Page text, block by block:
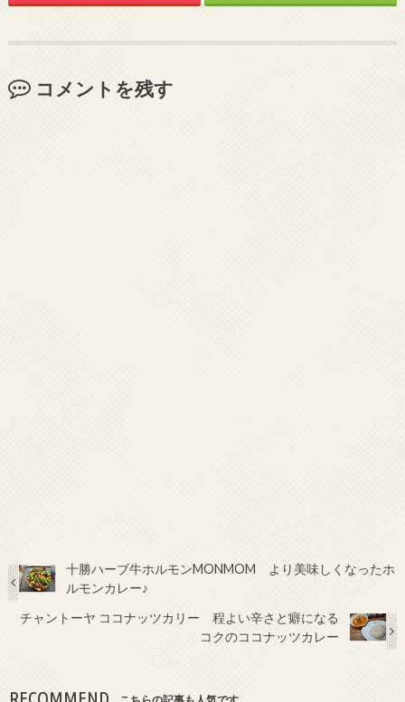
コメントを残す
十勝ハーブ牛ホルモンMONMOM より美味しくなったホ
ルモンカレー♪
チャントーヤ ココナッツカリー 程よい辛さと癖になる
コクのココナッツカレー